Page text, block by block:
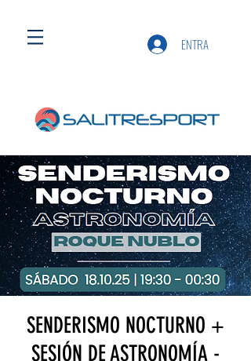
ENTRA
SENDERISMO NOCTURNO +
SESIÓN DE ASTRONOMÍA -